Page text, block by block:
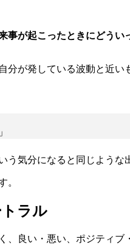
事が起こったときにどうい
分が発している波動と近い
」
う気分になると同じような
。
ラル
、良い・悪い、ポジティブ